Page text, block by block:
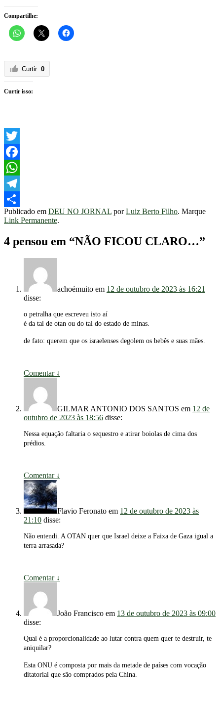
Compartilhe:
Curtir 0
Curtir isso:
Twitter
Facebook
WhatsApp
Telegram
Share
Publicado em DEU NO JORNAL porLuiz Berto Filho. Marque
Link Permanente.
4 pensou em “NÃO FICOU CLARO…”
achoémuito em 12 de outubro de 2023 às 16:21
disse:
o petralha que escreveu isto aí
é da tal de otan ou do tal do estado de minas.
de fato: querem que os israelenses degolem os bebês e suas mães.
Comentar ↓
GILMAR ANTONIO DOS SANTOS em 12 de
outubro de 2023 às 18:56 disse:
Nessa equação faltaria o sequestro e atirar boiolas de cima dos
prédios.
Comentar ↓
Flavio Feronato em 12 de outubro de 2023 às
21:10 disse:
Não entendi. A OTAN quer que Israel deixe a Faixa de Gaza igual a
terra arrasada?
Comentar ↓
João Francisco em 13 de outubro de 2023 às 09:00
disse:
Qual é a proporcionalidade ao lutar contra quem quer te destruir, te
aniquilar?
Esta ONU é composta por mais da metade de países com vocação
ditatorial que são comprados pela China.